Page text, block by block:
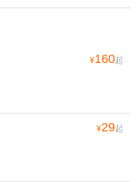
¥160起
¥29起